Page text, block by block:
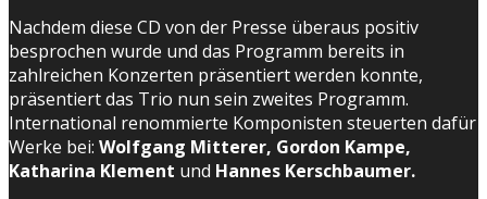
Nachdem diese CD von der Presse überaus positiv
besprochen wurde und das Programm bereits in
zahlreichen Konzerten präsentiert werden konnte,
präsentiert das Trio nun sein zweites Programm.
International renommierte Komponisten steuerten dafür
Werke bei: Wolfgang Mitterer, Gordon Kampe,
Katharina Klement und Hannes Kerschbaumer.